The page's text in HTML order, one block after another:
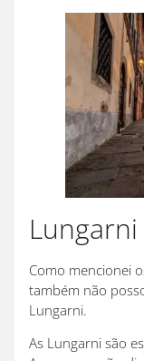
Lungarni
Como mencionei
também não
Lungarni.
As Lungarni são